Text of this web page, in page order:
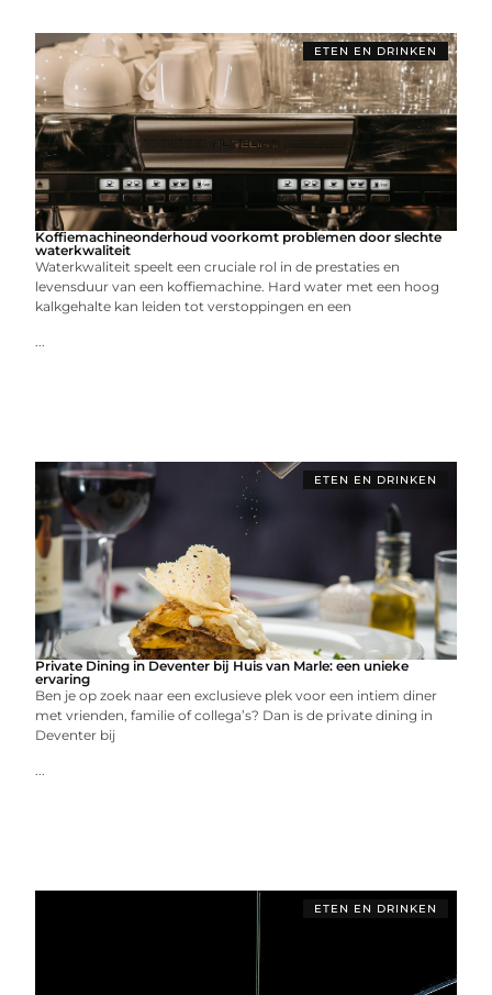
ETEN EN DRINKEN
Koffiemachineonderhoud voorkomt problemen door slechte
waterkwaliteit
Waterkwaliteit speelt een cruciale rol in de prestaties en
levensduur van een koffiemachine. Hard water met een hoog
kalkgehalte kan leiden tot verstoppingen en een
...
ETEN EN DRINKEN
Private Dining in Deventer bij Huis van Marle: een unieke
ervaring
Ben je op zoek naar een exclusieve plek voor een intiem diner
met vrienden, familie of collega’s? Dan is de private dining in
Deventer bij
...
ETEN EN DRINKEN